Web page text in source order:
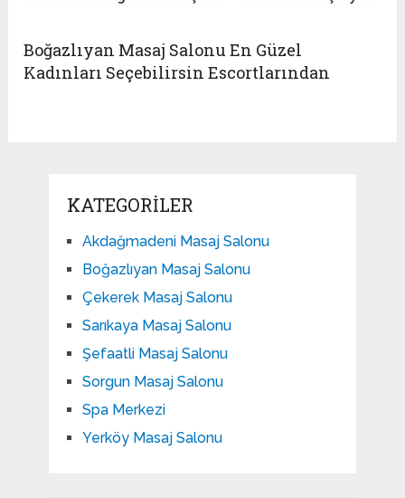
Boğazlıyan Masaj Salonu En Güzel
Kadınları Seçebilirsin Escortlarından
KATEGORILER
Akdağmadeni Masaj Salonu
Boğazlıyan Masaj Salonu
Çekerek Masaj Salonu
Sarıkaya Masaj Salonu
Şefaatli Masaj Salonu
Sorgun Masaj Salonu
Spa Merkezi
Yerköy Masaj Salonu